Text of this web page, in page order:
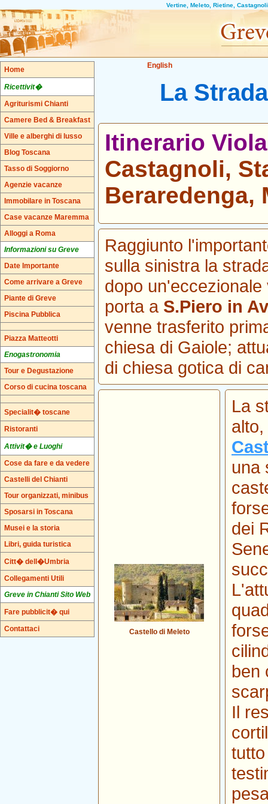
Vertine, Meleto, Rietine,
Home
Ricettivit�
Agriturismi Chianti
Camere Bed & Breakfast
Ville e alberghi di lusso
Blog Toscana
Tasso di Soggiorno
Agenzie vacanze
Immobilare in Toscana
Case vacanze Maremma
Alloggi a Roma
Informazioni su Greve
Date Importante
Come arrivare a Greve
Piante di Greve
Piscina Pubblica
Piazza Matteotti
Enogastronomia
Tour e Degustazione
Corso di cucina toscana
Specialit� toscane
Ristoranti
Attivit� e Luoghi
Cose da fare e da vedere
Castelli del Chianti
Tour organizzati, minibus
Sposarsi in Toscana
Musei e la storia
Libri, guida turistica
Citt� dell�Umbria
Collegamenti Utili
Greve in Chianti Sito Web
Fare pubblicit� qui
Contattaci
English
La
Itinerario
Castagnoli,
Beraredenga,
Raggiunto
sulla sinistra la
dopo
porta a S.Piero in
venne trasferito
chiesa di Gaiole;
di chiesa gotica di
Castello di Meleto
La
una
dei
ben
Il